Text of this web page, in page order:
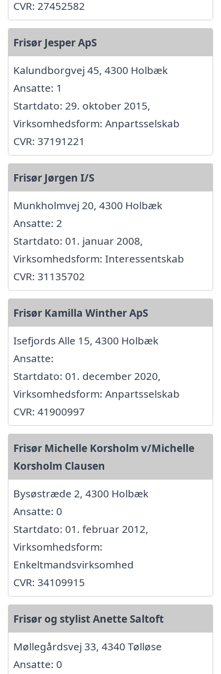
CVR: 27452582
Frisør Jesper ApS
Kalundborgvej 45, 4300 Holbæk
Ansatte: 1
Startdato: 29. oktober 2015,
Virksomhedsform: Anpartsselskab
CVR: 37191221
Frisør Jørgen I/S
Munkholmvej 20, 4300 Holbæk
Ansatte: 2
Startdato: 01. januar 2008,
Virksomhedsform: Interessentskab
CVR: 31135702
Frisør Kamilla Winther ApS
Isefjords Alle 15, 4300 Holbæk
Ansatte:
Startdato: 01. december 2020,
Virksomhedsform: Anpartsselskab
CVR: 41900997
Frisør Michelle Korsholm v/Michelle
Korsholm Clausen
Bysøstræde 2, 4300 Holbæk
Ansatte: 0
Startdato: 01. februar 2012,
Virksomhedsform:
Enkeltmandsvirksomhed
CVR: 34109915
Frisør og stylist Anette Saltoft
Møllegårdsvej 33, 4340 Tølløse
Ansatte: 0